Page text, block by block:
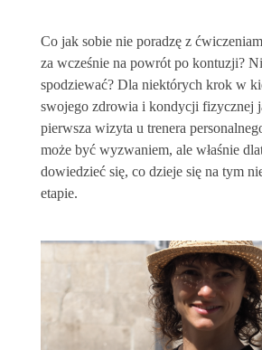
Co jak sobie nie poradzę z
za wcześnie na powrót po kontuzji?
spodziewać? Dla niektórych krok w
swojego zdrowia i kondycji fizycznej
pierwsza wizyta u trenera
może być wyzwaniem, ale właśnie
dowiedzieć się, co dzieje się na tym
etapie.